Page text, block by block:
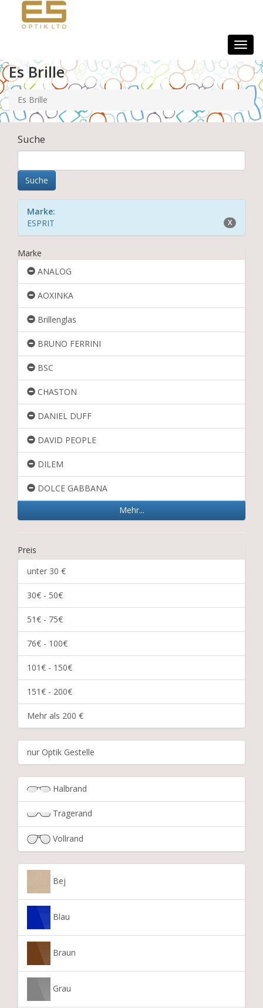
Es Brille
Es Brille
Suche
Marke:
ESPRIT
X
Marke
ANALOG
AOXINKA
Brillenglas
BRUNO FERRINI
BSC
CHASTON
DANIEL DUFF
DAVID PEOPLE
DILEM
DOLCE GABBANA
Mehr...
Preis
unter 30 €
30€ - 50€
51€ - 75€
76€ - 100€
101€ - 150€
151€ - 200€
Mehr als 200 €
nur Optik Gestelle
Halbrand
Tragerand
Vollrand
Bej
Blau
Braun
Grau